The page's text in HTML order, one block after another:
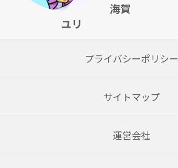
海賀
ユリ
プライバシーポリシー
サイトマップ
運営会社